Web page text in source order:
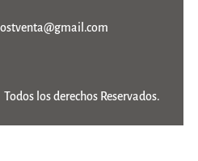
los derechos Reservados.